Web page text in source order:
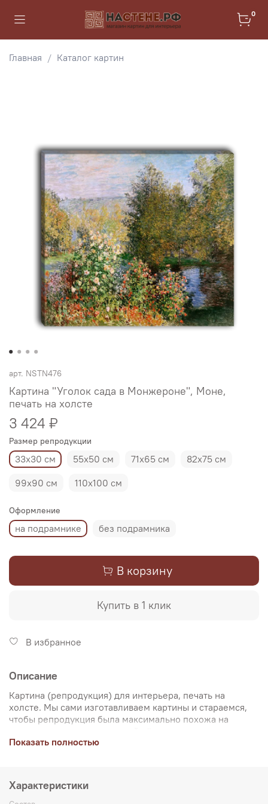
0
Главная Каталог картин
арт. NSTN476
Картина "Уголок сада в Монжероне", Моне,
печать на холсте
3 424 ₽
Размер репродукции
33х30 см 55х50 см 71х65 см
82х75 см
99х90 см
110х100 см
Оформление
на подрамнике без подрамника
В корзину
Купить в 1 клик
В избранное
Описание
Картина (репродукция) для интерьера, печать на
холсте. Мы сами изготавливаем картины и стараемся,
чтобы репродукция была максимально похожа на
Именно поэтому, мы уделяем особое внимание
и экологические чернила. Репродукцию можно купить
на подрамнике (деревянный подрамник, галерейная
Показать полностью
Характеристики